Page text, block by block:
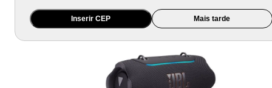
Inserir CEP Mais tarde